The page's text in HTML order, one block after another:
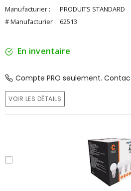
Manufacturier :
PRODUITS STANDARD
# Manufacturier : 62513
En inventaire
Compte PRO seulement.
VOIR LES DÉTAILS